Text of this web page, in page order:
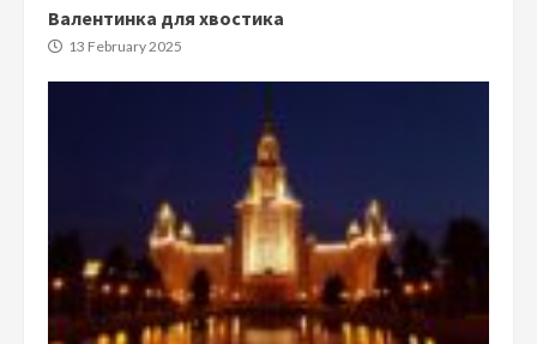
Валентинка для хвостика
13 February 2025